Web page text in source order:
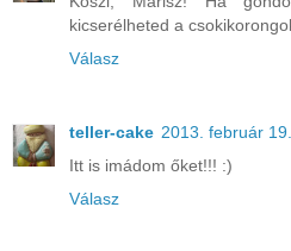
kicserélheted a
Válasz
teller-cake 2013. február
Itt is imádom őket!!! :)
Válasz